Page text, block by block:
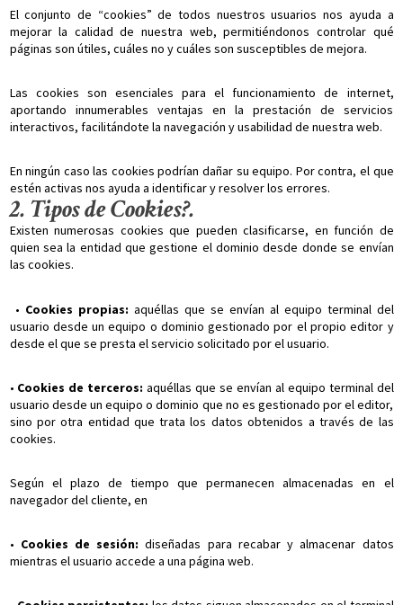
El conjunto de “cookies” de todos nuestros usuarios nos ayuda a
mejorar la calidad de nuestra web, permitiéndonos controlar qué
páginas son útiles, cuáles no y cuáles son susceptibles de mejora.
Las cookies son esenciales para el funcionamiento de internet,
aportando innumerables ventajas en la prestación de servicios
interactivos, facilitándote la navegación y usabilidad de nuestra web.
En ningún caso las cookies podrían dañar su equipo. Por contra, el que
estén activas nos ayuda a identificar y resolver los errores.
2. Tipos de Cookies?.
Existen numerosas cookies que pueden clasificarse, en función de
quien sea la entidad que gestione el dominio desde donde se envían
las cookies.
• Cookies propias: aquéllas que se envían al equipo terminal del
usuario desde un equipo o dominio gestionado por el propio editor y
desde el que se presta el servicio solicitado por el usuario.
• Cookies de terceros: aquéllas que se envían al equipo terminal del
usuario desde un equipo o dominio que no es gestionado por el editor,
sino por otra entidad que trata los datos obtenidos a través de las
cookies.
Según el plazo de tiempo que permanecen almacenadas en el
navegador del cliente, en
• Cookies de sesión: diseñadas para recabar y almacenar datos
mientras el usuario accede a una página web.